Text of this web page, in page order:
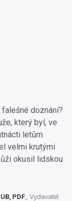
doznání?
který byl, ve
letům
velmi krutými
okusil lidskou
PDF Vydavatel